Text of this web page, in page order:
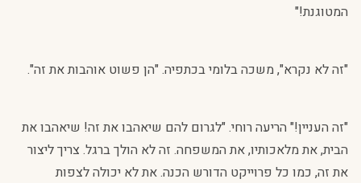
המטוגנת!"
"זה לא נקרא", משכה בלומי בכתפיה. "הן פשוט אוהבות את זה".
"זה העניין!" הריעה רוחי. "לגרום להם שיאהבו את זה! שיאהבו את
הבית, את מלאכותיו, את המשפחה. זה לא הולך ברגל. צריך ליצור
את זה, כמו כל פרוייקט הדורש הכנה. את לא יכולה לצפות